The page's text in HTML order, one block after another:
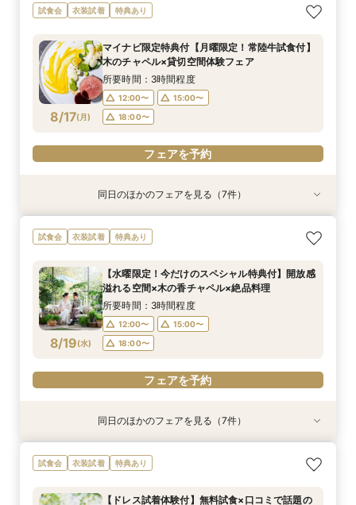
8/16(日)
【スペシャルナイトフェア*】光×木のチャペル×
豪華試食♪最大100万円特典付☆
17:00〜 18:00〜
フェアを予約
8/16(日)
【1件目限定】100万円特典付×話題の新結婚式ス
タイル相談会
9:00〜
10:00〜
12:30〜
14:00〜
15:00〜
8/16(日)
【2件目以降の方へ】気になるところだけ！90分
クイックフェア
9:00〜
10:00〜
12:30〜
14:00〜
15:00〜
8/16(日)
【和と洋も両方叶う】木のチャペル×四季彩る美
食空間☆
9:00〜
10:00〜
12:30〜
14:00〜
15:00〜
8/16(日)
【2件目からの会場見学】安心見積相談×新結婚
式スタイル紹介
9:00〜
10:00〜
12:30〜
14:00〜
15:00〜
8/16(日)
気軽に90分見学♪チャペル×試食×見積ショート
タイムフェア*
9:15〜
10:00〜
14:00〜
15:00〜
18:30〜
8/16(日)
【少人数限定】身近な人とお祝いする結婚式＆贅
沢試食相談会
9:00〜
10:00〜
12:30〜
14:00〜
15:00〜
8/16(日)
写真は残したい！【フォト婚】衣裳×見積相談
フェア*
9:00〜
10:00〜
15:00〜
16:00〜
17:00〜
試食会 衣装試着 特典あり
8/17(月)
マイナビ限定特典付【月曜限定！常陸牛試食付】
木のチャペル×貸切空間体験フェア
所要時間：3時間程度
12:00〜
15:00〜
18:00〜
フェアを予約
衣装試着 特典あり
8/17(月)
【スペシャルナイトフェア*】光×木のチャペル×
豪華試食♪最大100万円特典付☆
17:00〜 18:00〜
フェアを予約
衣装試着 特典あり
8/17(月)
【少人数婚・フォトウエディング限定】身近な人
とお祝いする結婚式＆絶品試食相談会
12:00〜
13:00〜
14:00〜
15:00〜
16:00〜
衣装試着 特典あり
8/17(月)
【2件目からの会場見学がお得】安心見積相談×
新結婚式スタイル紹介
12:00〜
15:00〜
18:00〜
フェアを予約
特典あり
8/17(月)
【フォト婚】衣裳×見積相談フェア
13:00〜
14:00〜
16:00〜
17:00〜
18:00〜
フェアを予約
衣装試着 特典あり
8/17(月)
マイナビ限定【至極の料理を試食】新スタイル料
理試食×最新ドレス試着☆木と緑の奏でる一体感
特典付き
所要時間：3時間程度
18:00〜
フェアを予約
特典あり
8/17(月)
【90分フェア】気軽に90分見学♪チャペル×試食
×見積ショートタイムフェア*
12:00〜
14:00〜
16:00〜
17:00〜
18:00〜
衣装試着 特典あり
8/17(月)
【マイナビ限定！BIG特典付】初めてご見学の方
＆お料理重視の方へお勧め☆専属のプランナーが
所要時間：3時間程度
18:00〜
フェアを予約
同日のほかのフェアを見る（7件）
試食会 衣装試着 特典あり
8/19(水)
【水曜限定！今だけのスペシャル特典付】開放感
溢れる空間×木の香チャペル×絶品料理
所要時間：3時間程度
12:00〜
15:00〜
18:00〜
フェアを予約
衣装試着 特典あり
【スペシャルナイトフェア*】光×木のチャペル×
豪華試食♪最大100万円特典付☆
衣装試着 特典あり
【少人数婚・フォトウエディング限定】身近な人
とお祝いする結婚式＆絶品試食相談会
衣装試着 特典あり
【2件目からの会場見学がお得】安心見積相談×
新結婚式スタイル紹介
特典あり
【フォト婚】衣裳×見積相談フェア
13:00〜
14:00〜
衣装試着 特典あり
マイナビ限定【至極の料理を試食】新スタイル料
理試食×最新ドレス試着☆木と緑の奏でる一体感
特典付き
特典あり
【90分フェア】気軽に90分見学♪チャペル×試食
×見積ショートタイムフェア*
衣装試着 特典あり
【マイナビ限定！BIG特典付】初めてご見学の方
＆お料理重視の方へお勧め☆専属のプランナーが
同日のほかのフェアを見る（7件）
試食会 衣装試着 特典あり
【ドレス試着体験付】無料試食×口コミで話題の